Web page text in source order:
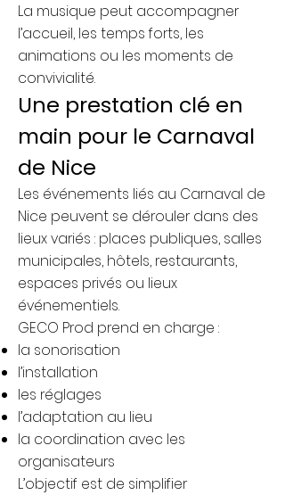
La musique peut accompagner
l’accueil, les temps forts, les
animations ou les moments de
convivialité.
Une prestation clé en
main pour le Carnaval
de Nice
Les événements liés au Carnaval de
Nice peuvent se dérouler dans des
lieux variés : places publiques, salles
municipales, hôtels, restaurants,
espaces privés ou lieux
événementiels.
GECO Prod prend en charge :
la sonorisation
l’installation
les réglages
l’adaptation au lieu
la coordination avec les
organisateurs
L’objectif est de simplifier